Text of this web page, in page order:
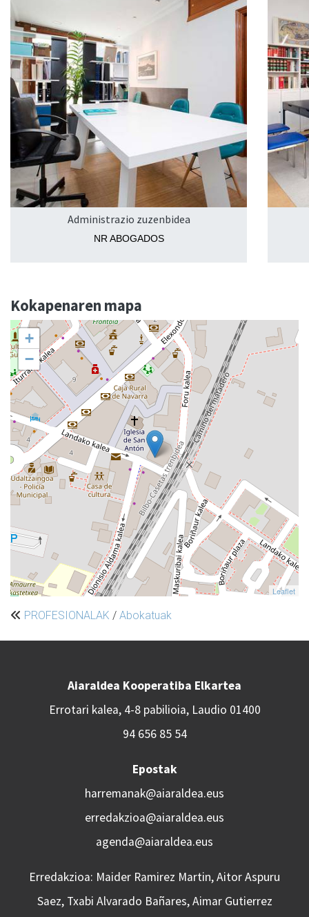
Administrazio zuzenbidea
NR ABOGADOS
Kokapenaren mapa
+
−
Leaflet
PROFESIONALAK / Abokatuak
Aiaraldea Kooperatiba Elkartea
Errotari kalea, 4-8 pabilioia, Laudio 01400
94 656 85 54
Epostak
harremanak@aiaraldea.eus
erredakzioa@aiaraldea.eus
agenda@aiaraldea.eus
Erredakzioa: Maider Ramirez Martin, Aitor Aspuru
Saez, Txabi Alvarado Bañares, Aimar Gutierrez